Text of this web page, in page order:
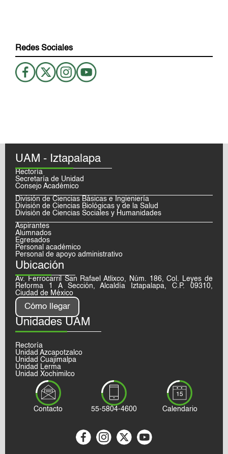
Redes Sociales
UAM - Iztapalapa
Rectoría
Secretaría de Unidad
Consejo Académico
División de Ciencias Básicas e Ingieniería
División de Ciencias Biológicas y de la Salud
División de Ciencias Sociales y Humanidades
Aspirantes
Alumnados
Egresados
Personal académico
Personal de apoyo administrativo
Ubicación
Av. Ferrocarril San Rafael Atlixco, Núm. 186, Col. Leyes de
Reforma 1 A Sección, Alcaldía Iztapalapa, C.P. 09310,
Ciudad de México
Cómo llegar
Unidades UAM
Rectoría
Unidad Azcapotzalco
Unidad Cuajimalpa
Unidad Lerma
Unidad Xochimilco
Contacto 55-5804-4600 Calendario